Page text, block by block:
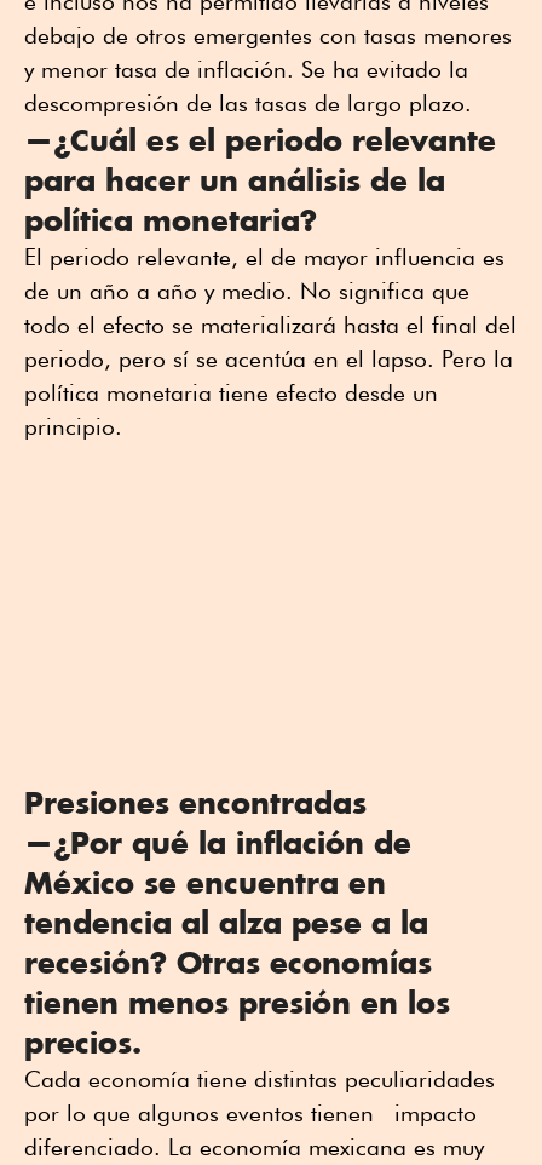
debajo de otros emergentes con tasas menores
y menor tasa de inflación. Se ha evitado la
descompresión de las tasas de largo plazo.
—¿Cuál es el periodo relevante
para hacer un análisis de la
política monetaria?
El periodo relevante, el de mayor influencia es
de un año a año y medio. No significa que
todo el efecto se materializará hasta el final del
periodo, pero sí se acentúa en el lapso. Pero la
política monetaria tiene efecto desde un
principio.
Presiones encontradas
—¿Por qué la inflación de
México se encuentra en
tendencia al alza pese a la
recesión? Otras economías
tienen menos presión en los
precios.
Cada economía tiene distintas peculiaridades
por lo que algunos eventos tienen impacto
diferenciado. La economía mexicana es muy